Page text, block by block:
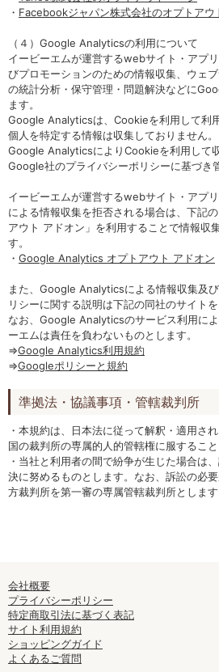
・ Facebookジャパン株式会社のオプトアウ
（４）Google Analyticsの利用について
イービーエムが運営するwebサイト・アプ
びプロモーションのための情報収集、ウェ
の統計分析・保守管理・問題解決などに
ます。
Google Analyticsは、Cookieを利用して利
個人を特定する情報は収集しておりません。
Google AnalyticsによりCookieを利用して
Google社のプライバシーポリシーに基づき
イービーエムが運営するwebサイト・アプ
による情報収集を拒否される場合は、下記
アウト アドオン」を利用することで情報収
す。
・ Google Analytics オプトアウト アドオン
また、Google Analyticsによる情報収集及
リシーに関する説明は下記の同社のサイトを
なお、Google Analyticsのサービス利用に
ーエムは責任を負わないものとします。
⇒Google Analytics利用規約
⇒Googleポリシーと規約
準拠法・協議事項・管轄裁判所
・本規約は、日本法に従って解釈・適用さ
国の裁判所の専属的人的管轄権に服するこ
・当社と利用者の間で紛争が生じた場合は
決に努めるものとします。なお、訴訟の必
方裁判所を第一審の専属管轄裁判所とします
会社概要
プライバシーポリシー
特定商取引法に基づく表記
サイト利用規約
ショッピングガイド
よくあるご質問